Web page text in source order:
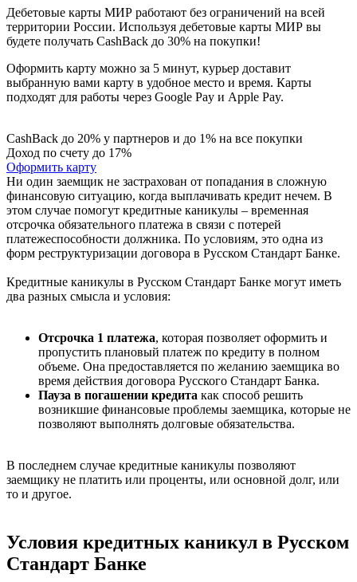
Дебетовые карты МИР работают без ограничений на всей
территории России. Используя дебетовые карты МИР вы
будете получать CashBack до 30% на покупки!
Оформить карту можно за 5 минут, курьер доставит
выбранную вами карту в удобное место и время. Карты
подходят для работы через Google Pay и Apple Pay.
CashBack до 20% у партнеров и до 1% на все покупки
Доход по счету до 17%
Оформить карту
Ни один заемщик не застрахован от попадания в сложную
финансовую ситуацию, когда выплачивать кредит нечем. В
этом случае помогут кредитные каникулы – временная
отсрочка обязательного платежа в связи с потерей
платежеспособности должника. По условиям, это одна из
форм реструктуризации договора в Русском Стандарт Банке.
Кредитные каникулы в Русском Стандарт Банке могут иметь
два разных смысла и условия:
Отсрочка 1 платежа, которая позволяет оформить и
пропустить плановый платеж по кредиту в полном
объеме. Она предоставляется по желанию заемщика во
время действия договора Русского Стандарт Банка.
Пауза в погашении кредита как способ решить
возникшие финансовые проблемы заемщика, которые не
позволяют выполнять долговые обязательства.
В последнем случае кредитные каникулы позволяют
заемщику не платить или проценты, или основной долг, или
то и другое.
Условия кредитных каникул в Русском
Стандарт Банке